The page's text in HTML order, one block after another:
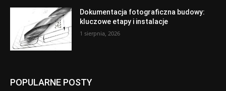
Dokumentacja fotograficzna budowy:
kluczowe etapy i instalacje
1 sierpnia, 2026
POPULARNE POSTY